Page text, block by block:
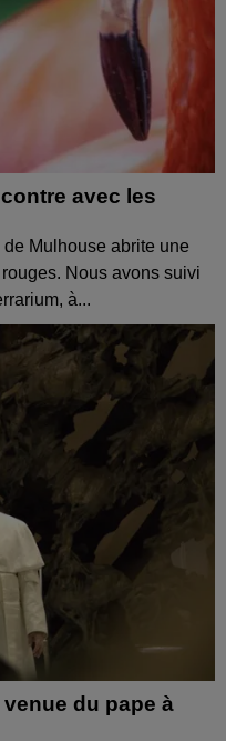
avec les
Mulhouse abrite une
Nous avons suivi
à...
du pape à